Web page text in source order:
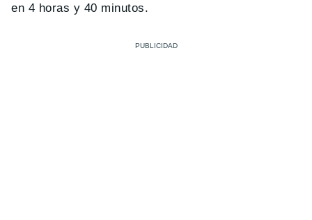
en 4 horas y 40 minutos.